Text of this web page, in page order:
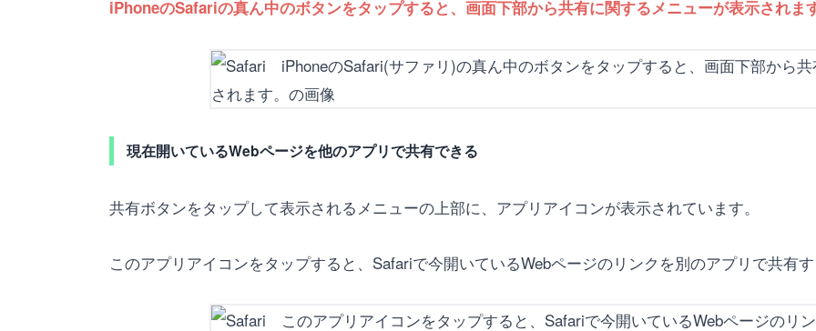
iPhoneのSafariの真ん中のボタンをタップすると、画面下部から共有に関するメニューが表示されま
現在開いているWebページを他のアプリで共有できる
共有ボタンをタップして表示されるメニューの上部に、アプリアイコンが表示されています。
このアプリアイコンをタップすると、Safariで今開いているWebページのリンクを別のアプリで共有